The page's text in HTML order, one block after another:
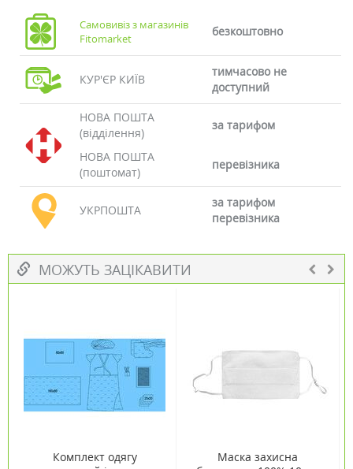
Самовивіз з магазинів
Fitomarket
безкоштовно
КУР'ЄР КИЇВ
тимчасово не
доступний
НОВА ПОШТА
(відділення)
за тарифом
НОВА ПОШТА
(поштомат)
перевізника
УКРПОШТА
за тарифом
перевізника
МОЖУТЬ ЗАЦІКАВИТИ
Комплект одягу
Маска захисна